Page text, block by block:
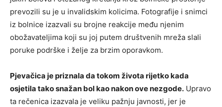
prevozili su je u invalidskim kolicima. Fotografije i snimci
iz bolnice izazvali su brojne reakcije među njenim
obožavateljima koji su joj putem društvenih mreža slali
poruke podrške i želje za brzim oporavkom.
Pjevačica je priznala da tokom života rijetko kada
osjetila tako snažan bol kao nakon ove nezgode. Upravo
ta rečenica izazvala je veliku pažnju javnosti, jer je